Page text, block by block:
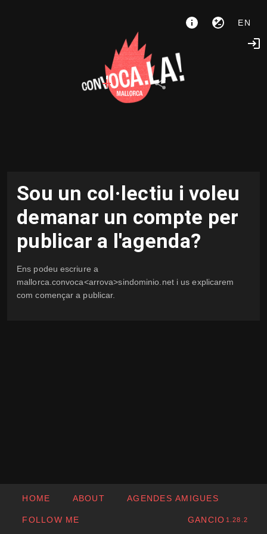
EN
Sou un col·lectiu i voleu
demanar un compte per
publicar a l'agenda?
Ens podeu escriure a
mallorca.convoca<arrova>sindominio.net i us explicarem
com començar a publicar.
HOME ABOUT AGENDES AMIGUES
FOLLOW ME GANCIO 1.28.2